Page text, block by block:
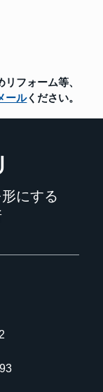
フォーム等、
ールください。
にする